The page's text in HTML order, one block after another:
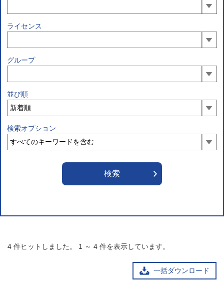
ライセンス
グループ
並び順
検索オプション
4 件ヒットしました。 1 ～ 4 件を表示しています。
一括ダウンロード